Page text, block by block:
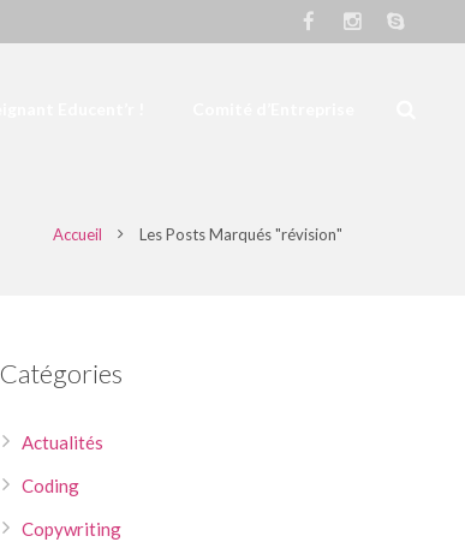
Accueil Les Posts Marqués "révision"
Catégories
Actualités
Coding
Copywriting